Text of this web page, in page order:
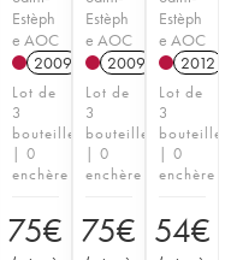
Estèph
e AOC
2009
Lot de
3
bouteilles
| 0
enchère
75€
Estèph
e AOC
2009
Lot de
3
bouteilles
| 0
enchère
75€
Estèph
e AOC
2012
Lot de
3
bouteilles
| 0
enchère
54€